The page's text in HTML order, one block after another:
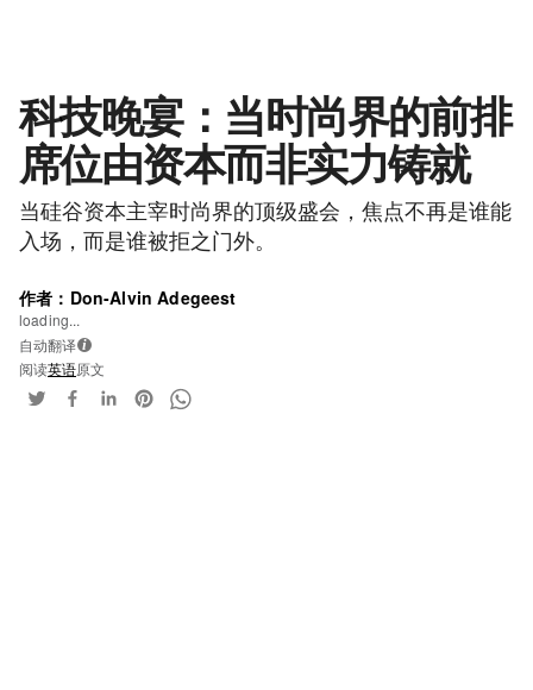
科技晚宴：当时尚界的前排
席位由资本而非实力铸就
当硅谷资本主宰时尚界的顶级盛会，焦点不再是谁能
入场，而是谁被拒之门外。
作者：Don-Alvin Adegeest
loading...
自动翻译 i
阅读英语原文